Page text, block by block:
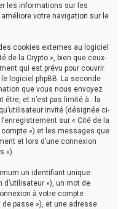
les informations sur les
votre navigation sur le
cookies externes au logiciel
de la Crypto », bien que ceux-
qui est prévu pour couvrir
logiciel phpBB. La seconde
que vous nous envoyez
et n’est pas limité à : la
invité (désignée ci-
sur « Cité de la
») et les messages que
et lors d’une connexion
»).
un identifiant unique
d’utilisateur »), un mot de
à votre compte
passe »), et une adresse